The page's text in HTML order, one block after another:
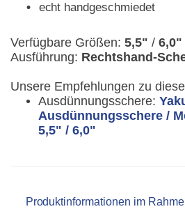
echt handgeschmiedet
Verfügbare Größen: 5,5" /6,0"
Ausführung: Rechtshand-
Unsere Empfehlungen zu
Ausdünnungsschere:
Ausdünnungsschere /
5,5" / 6,0"
Produktinformationen im